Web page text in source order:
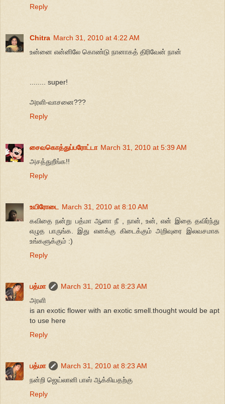
Reply
Chitra March 31, 2010 at 4:22 AM
உன்னை என்னிலே கொண்டு நானாகத் திரிவேன் நான்
........ super!
அரளி-வாசனை???
Reply
சைவகொத்துப்பரோட்டா March 31, 2010 at 5:39 AM
அசத்துறீங்க!!
Reply
உயிரோடை
March 31, 2010 at 8:10 AM
க‌விதை ந‌ன்று ப‌த்மா ஆனா நீ , நான், உன், என் இதை த‌விர்ந்து
எழுத‌ பாருங்க‌. இது என‌க்கு கிடைக்கும் அறிவுரை இல‌வ‌ச‌மாக‌
உங்க‌ளுக்கும் :)
Reply
பத்மா
March 31, 2010 at 8:23 AM
அரளி
is an exotic flower with an exotic smell.thought would be apt
to use here
Reply
பத்மா
March 31, 2010 at 8:23 AM
நன்றி ஜெய்லானி பாஸ் ஆக்கியதற்கு
Reply